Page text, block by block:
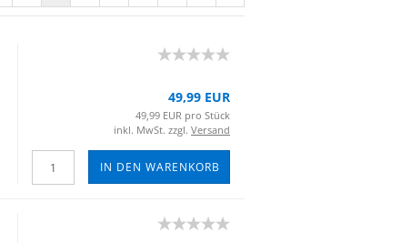
49,99 EUR
49,99 EUR pro Stück
inkl. MwSt. zzgl. Versand
IN DEN WARENKORB